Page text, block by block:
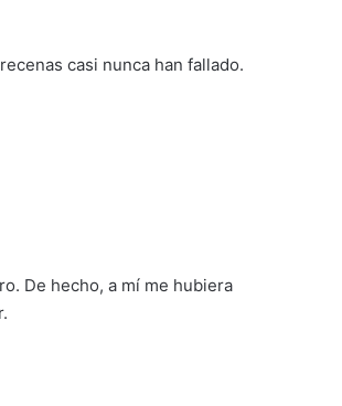
casi nunca han fallado.
De hecho, a mí me hubiera